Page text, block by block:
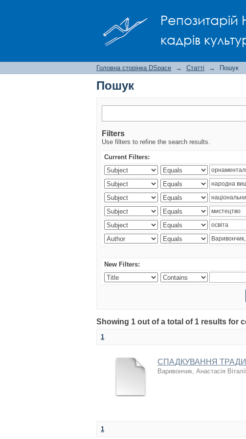
Репозитарій
кадрів
Головна сторінка DSpace → Статті → Пошук
Пошук
Filters
Use filters to refine the search results.
Current Filters:
New Filters:
Showing 1 out of a total of 1 results for
1
СПАДКУВАННЯ
Варивончик, Анастасія
1